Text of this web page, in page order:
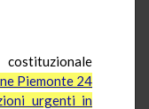
Piemonte 24
urgenti in